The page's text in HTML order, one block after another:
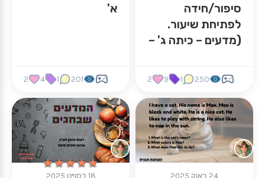
סיפור/חידה
לפתיחת שיעור.
(מדעים – כיתה ג' –
250
1
9
2
א'
201
1
4
2
24 באוק 2025
★★★★★
★★★★★
18 בספט 2025